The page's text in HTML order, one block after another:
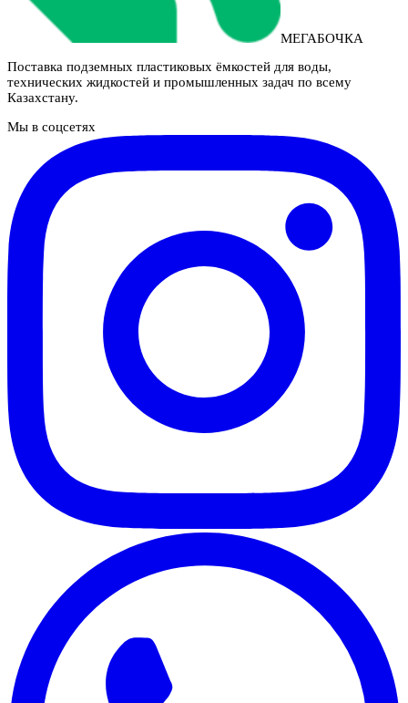
МЕГАБОЧКА
Поставка подземных пластиковых ёмкостей для воды,
технических жидкостей и промышленных задач по всему
Казахстану.
Мы в соцсетях